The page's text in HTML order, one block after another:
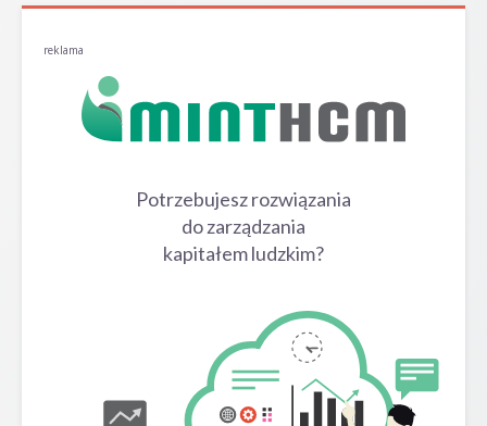
reklama
Potrzebujesz rozwiązania
do zarządzania
kapitałem ludzkim?